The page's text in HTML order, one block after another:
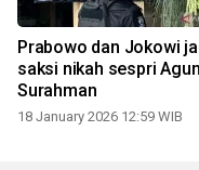
Prabowo dan Jokowi
saksi nikah sespri
Surahman
18 January 2026 12:59 WIB